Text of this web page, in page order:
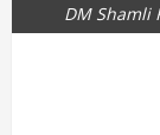
DM Shamli